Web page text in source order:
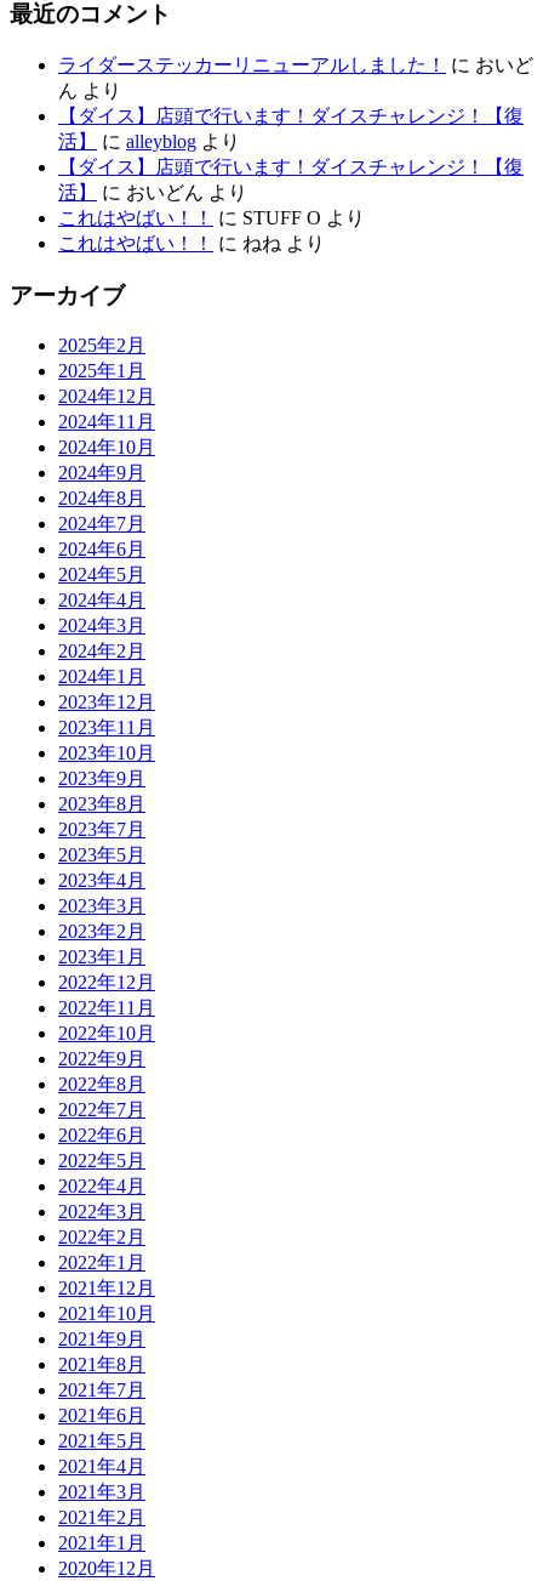
最近のコメント
ライダーステッカーリニューアルしました！ に おいど
ん より
【ダイス】店頭で行います！ダイスチャレンジ！【復
活】
に alleyblog より
【ダイス】店頭で行います！ダイスチャレンジ！【復
活】
に おいどん より
これはやばい！！
に STUFF O より
これはやばい！！
に ねね より
アーカイブ
2025年2月
2025年1月
2024年12月
2024年11月
2024年10月
2024年9月
2024年8月
2024年7月
2024年6月
2024年5月
2024年4月
2024年3月
2024年2月
2024年1月
2023年12月
2023年11月
2023年10月
2023年9月
2023年8月
2023年7月
2023年5月
2023年4月
2023年3月
2023年2月
2023年1月
2022年12月
2022年11月
2022年10月
2022年9月
2022年8月
2022年7月
2022年6月
2022年5月
2022年4月
2022年3月
2022年2月
2022年1月
2021年12月
2021年10月
2021年9月
2021年8月
2021年7月
2021年6月
2021年5月
2021年4月
2021年3月
2021年2月
2021年1月
2020年12月